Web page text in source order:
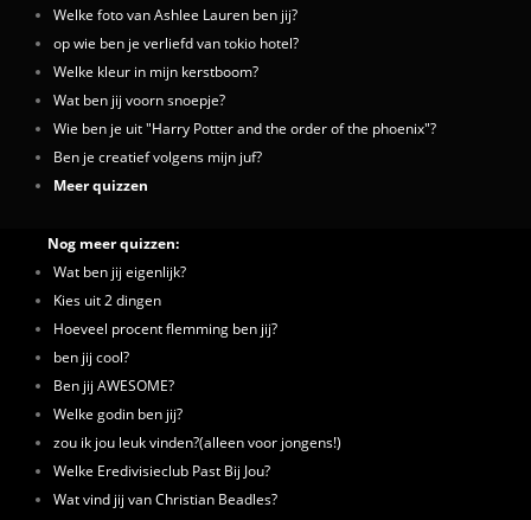
Welke foto van Ashlee Lauren ben jij?
op wie ben je verliefd van tokio hotel?
Welke kleur in mijn kerstboom?
Wat ben jij voorn snoepje?
Wie ben je uit "Harry Potter and the order of the phoenix"?
Ben je creatief volgens mijn juf?
Meer quizzen
Nog meer quizzen:
Wat ben jij eigenlijk?
Kies uit 2 dingen
Hoeveel procent flemming ben jij?
ben jij cool?
Ben jij AWESOME?
Welke godin ben jij?
zou ik jou leuk vinden?(alleen voor jongens!)
Welke Eredivisieclub Past Bij Jou?
Wat vind jij van Christian Beadles?